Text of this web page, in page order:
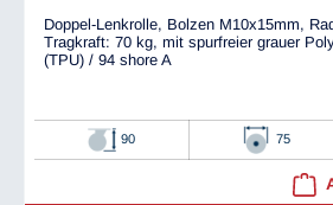
Doppel-Lenkrolle, Bolzen M10x15mm,
Tragkraft: 70 kg, mit spurfreier grauer
(TPU) / 94 shore A
90 75